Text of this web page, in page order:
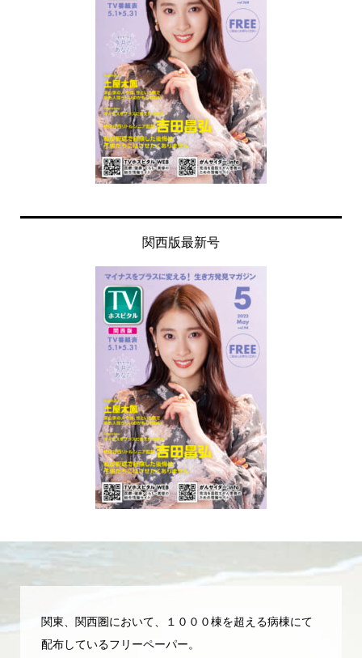
関西版最新号
関東、関西圏において、１０００棟を超える病棟にて
配布しているフリーペーパー。